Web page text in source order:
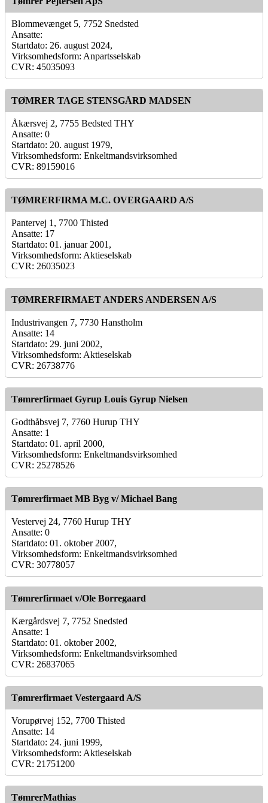
Blommevænget 5, 7752 Snedsted
Ansatte:
Startdato: 26. august 2024,
Virksomhedsform: Anpartsselskab
CVR: 45035093
TØMRER TAGE STENSGÅRD MADSEN
Åkærsvej 2, 7755 Bedsted THY
Ansatte: 0
Startdato: 20. august 1979,
Virksomhedsform: Enkeltmandsvirksomhed
CVR: 89159016
TØMRERFIRMA M.C. OVERGAARD A/S
Pantervej 1, 7700 Thisted
Ansatte: 17
Startdato: 01. januar 2001,
Virksomhedsform: Aktieselskab
CVR: 26035023
TØMRERFIRMAET ANDERS ANDERSEN A/S
Industrivangen 7, 7730 Hanstholm
Ansatte: 14
Startdato: 29. juni 2002,
Virksomhedsform: Aktieselskab
CVR: 26738776
Tømrerfirmaet Gyrup Louis Gyrup Nielsen
Godthåbsvej 7, 7760 Hurup THY
Ansatte: 1
Startdato: 01. april 2000,
Virksomhedsform: Enkeltmandsvirksomhed
CVR: 25278526
Tømrerfirmaet MB Byg v/ Michael Bang
Vestervej 24, 7760 Hurup THY
Ansatte: 0
Startdato: 01. oktober 2007,
Virksomhedsform: Enkeltmandsvirksomhed
CVR: 30778057
Tømrerfirmaet v/Ole Borregaard
Kærgårdsvej 7, 7752 Snedsted
Ansatte: 1
Startdato: 01. oktober 2002,
Virksomhedsform: Enkeltmandsvirksomhed
CVR: 26837065
Tømrerfirmaet Vestergaard A/S
Vorupørvej 152, 7700 Thisted
Ansatte: 14
Startdato: 24. juni 1999,
Virksomhedsform: Aktieselskab
CVR: 21751200
TømrerMathias